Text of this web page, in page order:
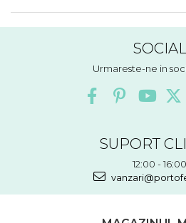
SOCIAL
Urmareste-ne in
SUPORT
12:00 - 16:00